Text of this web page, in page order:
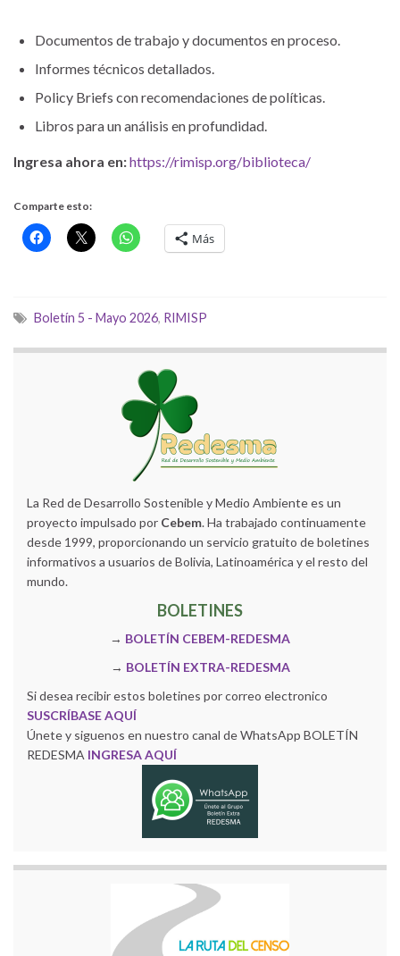
Documentos de trabajo y documentos en proceso.
Informes técnicos detallados.
Policy Briefs con recomendaciones de políticas.
Libros para un análisis en profundidad.
Ingresa ahora en:https://rimisp.org/biblioteca/
Comparte esto:
Más
Boletín 5 - Mayo 2026, RIMISP
La Red de Desarrollo Sostenible y Medio Ambiente es un
proyecto impulsado por Cebem. Ha trabajado continuamente
desde 1999, proporcionando un servicio gratuito de boletines
informativos a usuarios de Bolivia, Latinoamérica y el resto del
mundo.
BOLETINES
→ BOLETÍN CEBEM-REDESMA
→ BOLETÍN EXTRA-REDESMA
Si desea recibir estos boletines por correo electronico
SUSCRÍBASE AQUÍ
Únete y siguenos en nuestro canal de WhatsApp BOLETÍN
REDESMA INGRESA AQUÍ